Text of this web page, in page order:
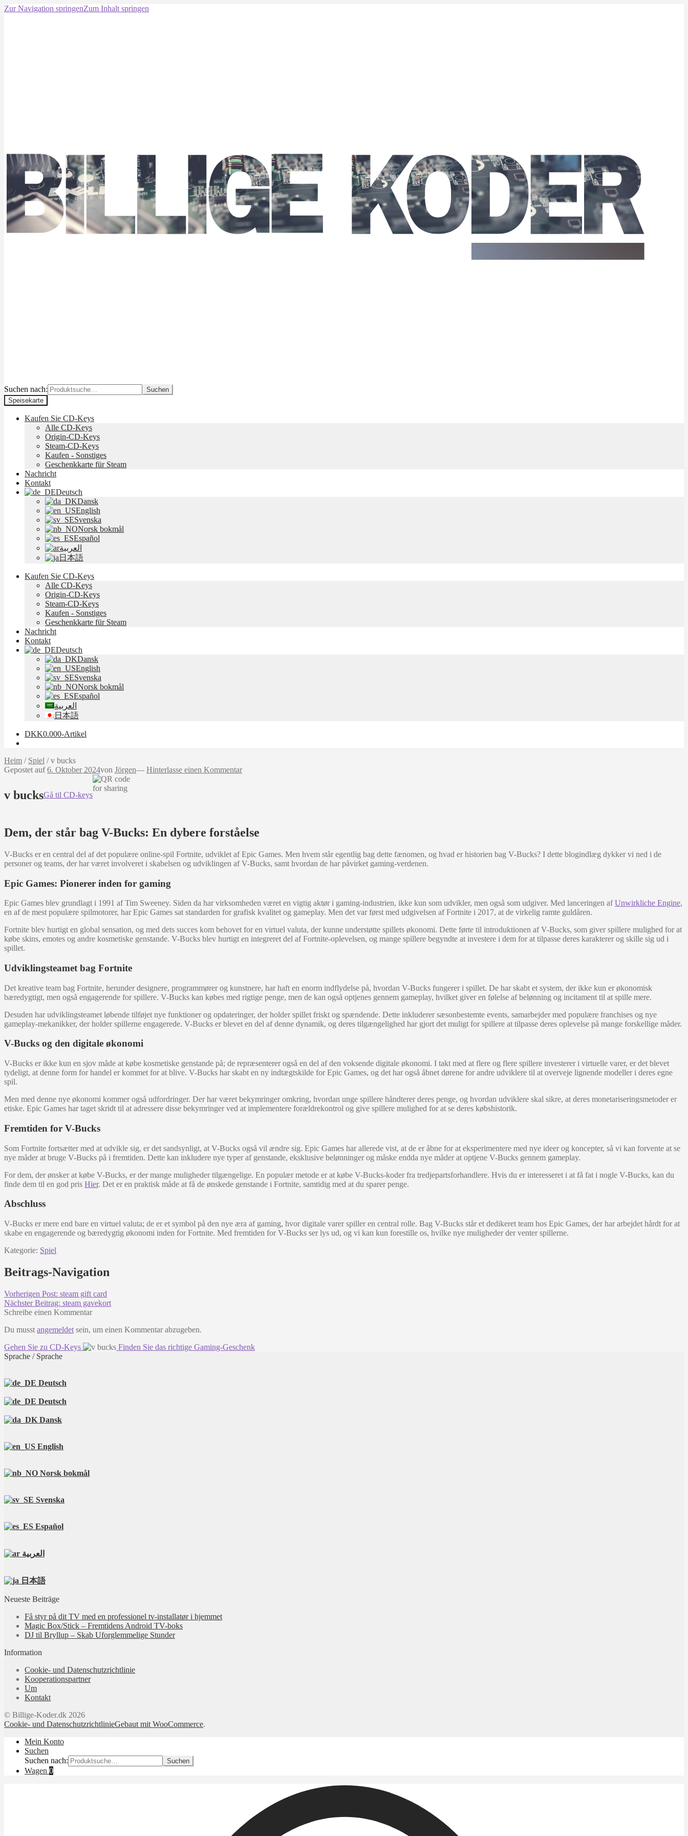
Zur Navigation springenZum Inhalt springen
Suchen nach:
Suchen
Speisekarte
Kaufen Sie CD-Keys
Alle CD-Keys
Origin-CD-Keys
Steam-CD-Keys
Kaufen - Sonstiges
Geschenkkarte für Steam
Nachricht
Kontakt
Deutsch
Dansk
English
Svenska
Norsk bokmål
Español
العربية
日本語
Kaufen Sie CD-Keys
Alle CD-Keys
Origin-CD-Keys
Steam-CD-Keys
Kaufen - Sonstiges
Geschenkkarte für Steam
Nachricht
Kontakt
Deutsch
Dansk
English
Svenska
Norsk bokmål
Español
العربية
日本語
DKK0.000-Artikel
Heim / Spiel /v bucks
Gepostet auf6. Oktober 2024von Jörgen— Hinterlasse einen Kommentar
v bucksGå til CD-keys
Dem, der står bag V-Bucks: En dybere forståelse
V-Bucks er en central del af det populære online-spil Fortnite, udviklet af Epic Games. Men hvem står egentlig bag dette fænomen, og hvad er historien bag V-Bucks? I dette blogindlæg dykker vi ned i de
personer og teams, der har været involveret i skabelsen og udviklingen af V-Bucks, samt hvordan de har påvirket gaming-verdenen.
Epic Games: Pionerer inden for gaming
Epic Games blev grundlagt i 1991 af Tim Sweeney. Siden da har virksomheden været en vigtig aktør i gaming-industrien, ikke kun som udvikler, men også som udgiver. Med lanceringen afUnwirkliche Engine,
en af de mest populære spilmotorer, har Epic Games sat standarden for grafisk kvalitet og gameplay. Men det var først med udgivelsen af Fortnite i 2017, at de virkelig ramte guldåren.
Fortnite blev hurtigt en global sensation, og med dets succes kom behovet for en virtuel valuta, der kunne understøtte spillets økonomi. Dette førte til introduktionen af V-Bucks, som giver spillere mulighed for at
købe skins, emotes og andre kosmetiske genstande. V-Bucks blev hurtigt en integreret del af Fortnite-oplevelsen, og mange spillere begyndte at investere i dem for at tilpasse deres karakterer og skille sig ud i
spillet.
Udviklingsteamet bag Fortnite
Det kreative team bag Fortnite, herunder designere, programmører og kunstnere, har haft en enorm indflydelse på, hvordan V-Bucks fungerer i spillet. De har skabt et system, der ikke kun er økonomisk
bæredygtigt, men også engagerende for spillere. V-Bucks kan købes med rigtige penge, men de kan også optjenes gennem gameplay, hvilket giver en følelse af belønning og incitament til at spille mere.
Desuden har udviklingsteamet løbende tilføjet nye funktioner og opdateringer, der holder spillet friskt og spændende. Dette inkluderer sæsonbestemte events, samarbejder med populære franchises og nye
gameplay-mekanikker, der holder spillerne engagerede. V-Bucks er blevet en del af denne dynamik, og deres tilgængelighed har gjort det muligt for spillere at tilpasse deres oplevelse på mange forskellige måder.
V-Bucks og den digitale økonomi
V-Bucks er ikke kun en sjov måde at købe kosmetiske genstande på; de repræsenterer også en del af den voksende digitale økonomi. I takt med at flere og flere spillere investerer i virtuelle varer, er det blevet
tydeligt, at denne form for handel er kommet for at blive. V-Bucks har skabt en ny indtægtskilde for Epic Games, og det har også åbnet dørene for andre udviklere til at overveje lignende modeller i deres egne
spil.
Men med denne nye økonomi kommer også udfordringer. Der har været bekymringer omkring, hvordan unge spillere håndterer deres penge, og hvordan udviklere skal sikre, at deres monetariseringsmetoder er
etiske. Epic Games har taget skridt til at adressere disse bekymringer ved at implementere forældrekontrol og give spillere mulighed for at se deres købshistorik.
Fremtiden for V-Bucks
Som Fortnite fortsætter med at udvikle sig, er det sandsynligt, at V-Bucks også vil ændre sig. Epic Games har allerede vist, at de er åbne for at eksperimentere med nye ideer og koncepter, så vi kan forvente at se
nye måder at bruge V-Bucks på i fremtiden. Dette kan inkludere nye typer af genstande, eksklusive belønninger og måske endda nye måder at optjene V-Bucks gennem gameplay.
For dem, der ønsker at købe V-Bucks, er der mange muligheder tilgængelige. En populær metode er at købe V-Bucks-koder fra tredjepartsforhandlere. Hvis du er interesseret i at få fat i nogle V-Bucks, kan du
finde dem til en god pris Hier. Det er en praktisk måde at få de ønskede genstande i Fortnite, samtidig med at du sparer penge.
Abschluss
V-Bucks er mere end bare en virtuel valuta; de er et symbol på den nye æra af gaming, hvor digitale varer spiller en central rolle. Bag V-Bucks står et dedikeret team hos Epic Games, der har arbejdet hårdt for at
skabe en engagerende og bæredygtig økonomi inden for Fortnite. Med fremtiden for V-Bucks ser lys ud, og vi kan kun forestille os, hvilke nye muligheder der venter spillerne.
Kategorie: Spiel
Beitrags-Navigation
Vorherigen Post: steam gift card
Nächster Beitrag: steam gavekort
Schreibe einen Kommentar
Du musst angemeldet sein, um einen Kommentar abzugeben.
Gehen Sie zu CD-Keys
Finden Sie das richtige Gaming-Geschenk
Sprache / Sprache
Deutsch
Deutsch
Dansk
English
Norsk bokmål
Svenska
Español
العربية
日本語
Neueste Beiträge
Få styr på dit TV med en professionel tv‑installatør i hjemmet
Magic Box/Stick – Fremtidens Android TV-boks
DJ til Bryllup – Skab Uforglemmelige Stunder
Information
Cookie- und Datenschutzrichtlinie
Kooperationspartner
Um
Kontakt
© Billige-Koder.dk 2026
Cookie- und DatenschutzrichtlinieGebaut mit WooCommerce.
Mein Konto
Suchen
Suchen nach:
Suchen
Wagen 0